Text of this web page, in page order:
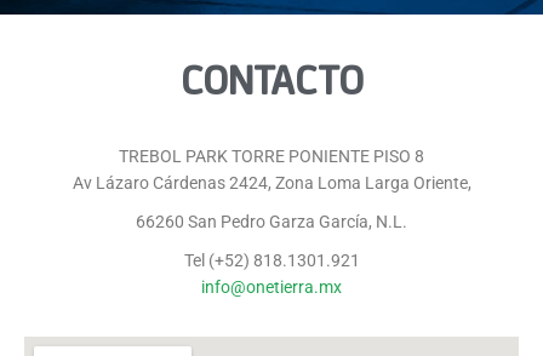
CONTACTO
TREBOL PARK TORRE PONIENTE PISO 8
Av Lázaro Cárdenas 2424, Zona Loma Larga Oriente,
66260 San Pedro Garza García, N.L.
Tel (+52) 818.1301.921
info@onetierra.mx